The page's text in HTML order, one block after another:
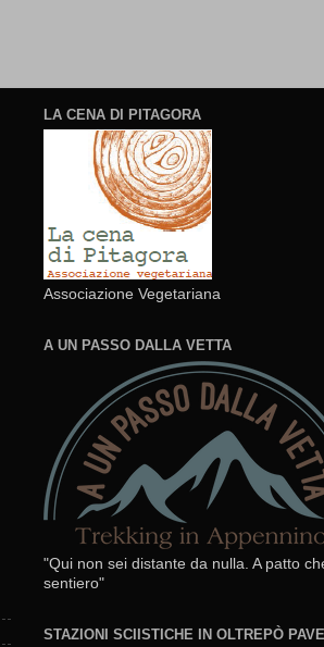
LA CENA DI PITAGORA
Associazione Vegetariana
A UN PASSO DALLA VETTA
"Qui non sei distante da nulla. A patto
sentiero"
STAZIONI SCIISTICHE IN OLTREPÒ